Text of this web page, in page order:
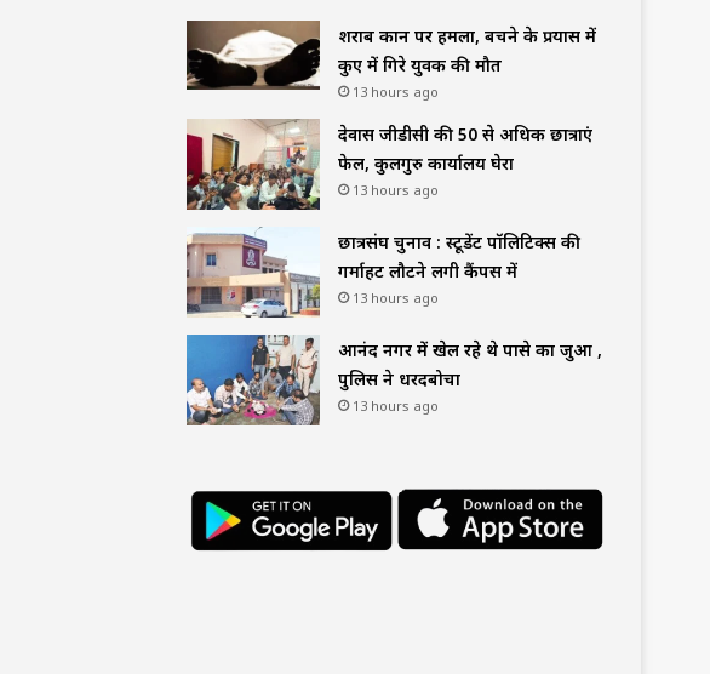
शराब दुकान पर हमला, बचने के प्रयास में
कुए में गिरे युवक की मौत
13 hours ago
देवास जीडीसी की 50 से अधिक छात्राएं
फेल, कुलगुरु कार्यालय घेरा
13 hours ago
छात्रसंघ चुनाव : स्टूडेंट पॉलिटिक्स की
गर्माहट लौटने लगी कैंपस में
13 hours ago
आनंद नगर में खेल रहे थे पासे का जुआ ,
पुलिस ने धरदबोचा
13 hours ago